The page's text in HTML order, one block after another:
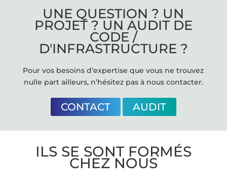
UNE QUESTION ? UN
PROJET ? UN AUDIT DE
CODE /
D'INFRASTRUCTURE ?
Pour vos besoins d’expertise que vous ne trouvez
nulle part ailleurs, n’hésitez pas à nous contacter.
CONTACT AUDIT
ILS SE SONT FORMÉS
CHEZ NOUS